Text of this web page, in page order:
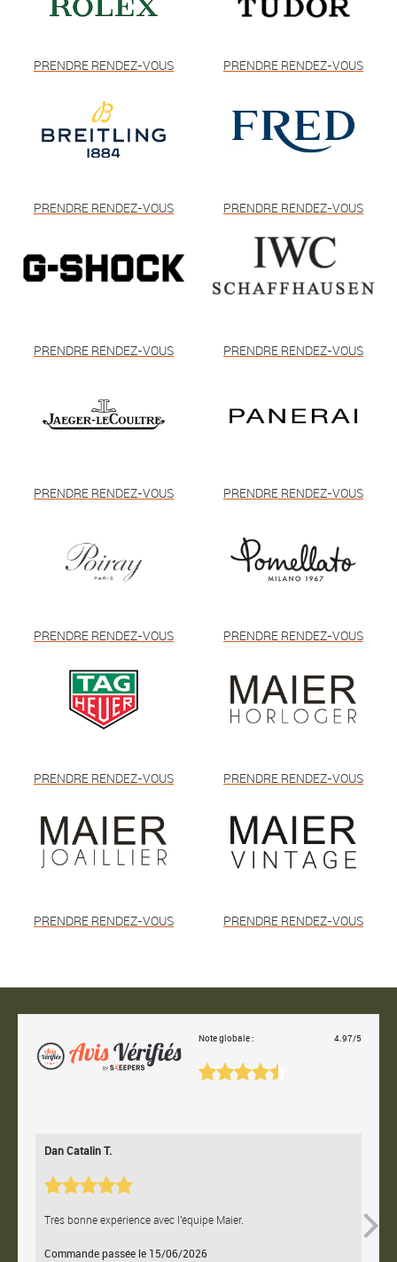
PRENDRE RENDEZ-VOUS PRENDRE RENDEZ-VOUS
PRENDRE RENDEZ-VOUS PRENDRE RENDEZ-VOUS
PRENDRE RENDEZ-VOUS PRENDRE RENDEZ-VOUS
PRENDRE RENDEZ-VOUS PRENDRE RENDEZ-VOUS
PRENDRE RENDEZ-VOUS PRENDRE RENDEZ-VOUS
PRENDRE RENDEZ-VOUS PRENDRE RENDEZ-VOUS
PRENDRE RENDEZ-VOUS PRENDRE RENDEZ-VOUS
Note globale : 4.97/5
Dan Catalin T.
Très bonne expérience avec l'équipe Maier.
Commande passée le 15/06/2026